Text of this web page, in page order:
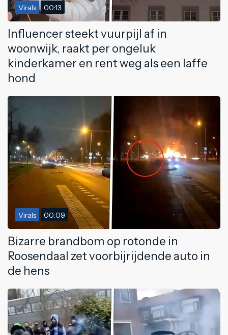
Virals 00:13
Influencer steekt vuurpijl af in
woonwijk, raakt per ongeluk
kinderkamer en rent weg als een laffe
hond
Virals 00:09
Bizarre brandbom op rotonde in
Roosendaal zet voorbijrijdende auto in
de hens